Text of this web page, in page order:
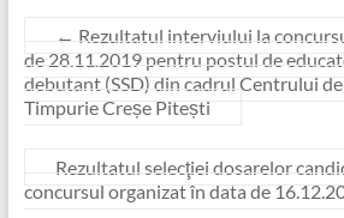
← Rezultatul interviului la
de 28.11.2019 pentru postul de
debutant (SSD) din cadrul Centrului
Timpurie Creșe Pitești
Rezultatul selecţiei dosarelor
concursul organizat în data de